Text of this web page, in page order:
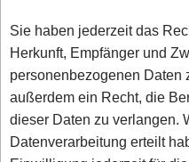
Sie haben jederzeit das
Herkunft, Empfänger und
personenbezogenen Daten
außerdem ein Recht, die
dieser Daten zu verlangen.
Datenverarbeitung erteilt